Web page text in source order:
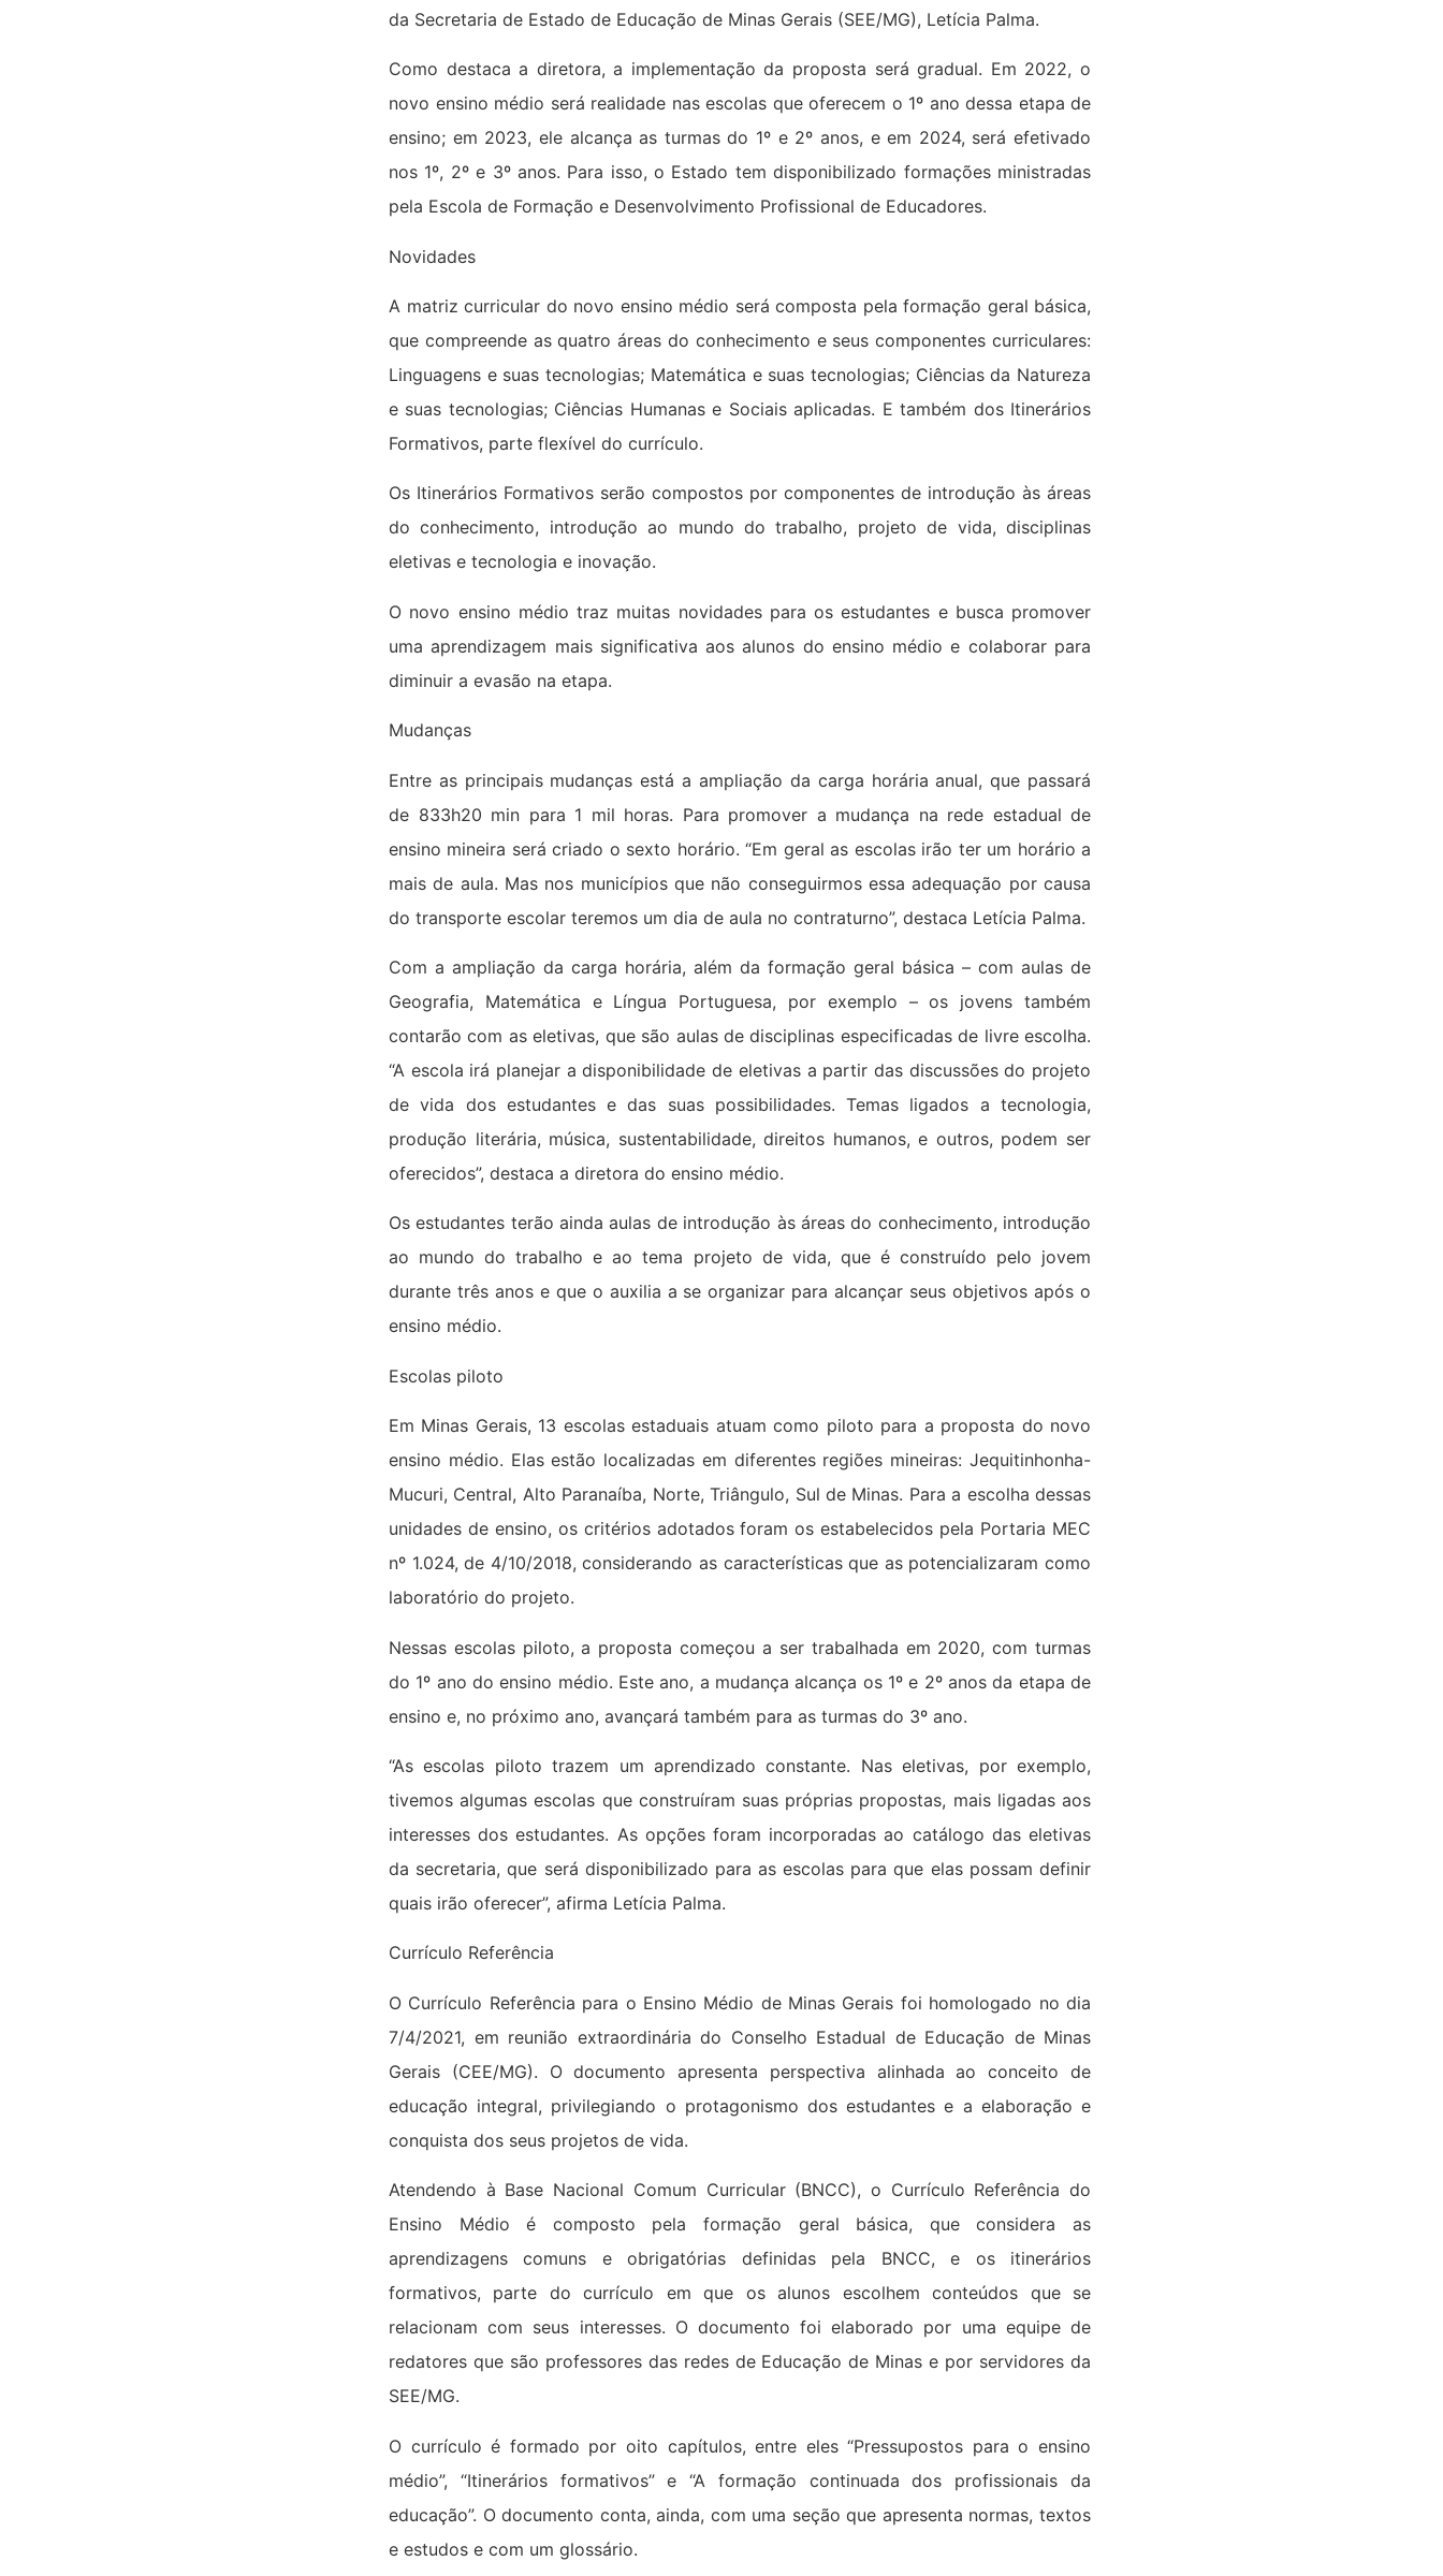
da Secretaria de Estado de Educação de Minas Gerais (SEE/MG), Letícia Palma.
Como destaca a diretora, a implementação da proposta será gradual. Em 2022, o
novo ensino médio será realidade nas escolas que oferecem o 1º ano dessa etapa de
ensino; em 2023, ele alcança as turmas do 1º e 2º anos, e em 2024, será efetivado
nos 1º, 2º e 3º anos. Para isso, o Estado tem disponibilizado formações ministradas
pela Escola de Formação e Desenvolvimento Profissional de Educadores.
Novidades
A matriz curricular do novo ensino médio será composta pela formação geral básica,
que compreende as quatro áreas do conhecimento e seus componentes curriculares:
Linguagens e suas tecnologias; Matemática e suas tecnologias; Ciências da Natureza
e suas tecnologias; Ciências Humanas e Sociais aplicadas. E também dos Itinerários
Formativos, parte flexível do currículo.
Os Itinerários Formativos serão compostos por componentes de introdução às áreas
do conhecimento, introdução ao mundo do trabalho, projeto de vida, disciplinas
eletivas e tecnologia e inovação.
O novo ensino médio traz muitas novidades para os estudantes e busca promover
uma aprendizagem mais significativa aos alunos do ensino médio e colaborar para
diminuir a evasão na etapa.
Mudanças
Entre as principais mudanças está a ampliação da carga horária anual, que passará
de 833h20 min para 1 mil horas. Para promover a mudança na rede estadual de
ensino mineira será criado o sexto horário. “Em geral as escolas irão ter um horário a
mais de aula. Mas nos municípios que não conseguirmos essa adequação por causa
do transporte escolar teremos um dia de aula no contraturno”, destaca Letícia Palma.
Com a ampliação da carga horária, além da formação geral básica – com aulas de
Geografia, Matemática e Língua Portuguesa, por exemplo – os jovens também
contarão com as eletivas, que são aulas de disciplinas especificadas de livre escolha.
“A escola irá planejar a disponibilidade de eletivas a partir das discussões do projeto
de vida dos estudantes e das suas possibilidades. Temas ligados a tecnologia,
produção literária, música, sustentabilidade, direitos humanos, e outros, podem ser
oferecidos”, destaca a diretora do ensino médio.
Os estudantes terão ainda aulas de introdução às áreas do conhecimento, introdução
ao mundo do trabalho e ao tema projeto de vida, que é construído pelo jovem
durante três anos e que o auxilia a se organizar para alcançar seus objetivos após o
ensino médio.
Escolas piloto
Em Minas Gerais, 13 escolas estaduais atuam como piloto para a proposta do novo
ensino médio. Elas estão localizadas em diferentes regiões mineiras: Jequitinhonha-
Mucuri, Central, Alto Paranaíba, Norte, Triângulo, Sul de Minas. Para a escolha dessas
unidades de ensino, os critérios adotados foram os estabelecidos pela Portaria MEC
nº 1.024, de 4/10/2018, considerando as características que as potencializaram como
laboratório do projeto.
Nessas escolas piloto, a proposta começou a ser trabalhada em 2020, com turmas
do 1º ano do ensino médio. Este ano, a mudança alcança os 1º e 2º anos da etapa de
ensino e, no próximo ano, avançará também para as turmas do 3º ano.
“As escolas piloto trazem um aprendizado constante. Nas eletivas, por exemplo,
tivemos algumas escolas que construíram suas próprias propostas, mais ligadas aos
interesses dos estudantes. As opções foram incorporadas ao catálogo das eletivas
da secretaria, que será disponibilizado para as escolas para que elas possam definir
quais irão oferecer”, afirma Letícia Palma.
Currículo Referência
O Currículo Referência para o Ensino Médio de Minas Gerais foi homologado no dia
7/4/2021, em reunião extraordinária do Conselho Estadual de Educação de Minas
Gerais (CEE/MG). O documento apresenta perspectiva alinhada ao conceito de
educação integral, privilegiando o protagonismo dos estudantes e a elaboração e
conquista dos seus projetos de vida.
Atendendo à Base Nacional Comum Curricular (BNCC), o Currículo Referência do
Ensino Médio é composto pela formação geral básica, que considera as
aprendizagens comuns e obrigatórias definidas pela BNCC, e os itinerários
formativos, parte do currículo em que os alunos escolhem conteúdos que se
relacionam com seus interesses. O documento foi elaborado por uma equipe de
redatores que são professores das redes de Educação de Minas e por servidores da
SEE/MG.
O currículo é formado por oito capítulos, entre eles “Pressupostos para o ensino
médio”, “Itinerários formativos” e “A formação continuada dos profissionais da
educação”. O documento conta, ainda, com uma seção que apresenta normas, textos
e estudos e com um glossário.